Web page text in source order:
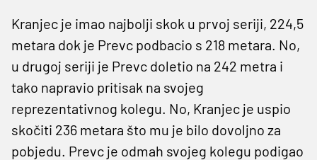
Kranjec je imao najbolji skok u prvoj seriji, 224,5
metara dok je Prevc podbacio s 218 metara. No,
u drugoj seriji je Prevc doletio na 242 metra i
tako napravio pritisak na svojeg
reprezentativnog kolegu. No, Kranjec je uspio
skočiti 236 metara što mu je bilo dovoljno za
pobjedu. Prevc je odmah svojeg kolegu podigao